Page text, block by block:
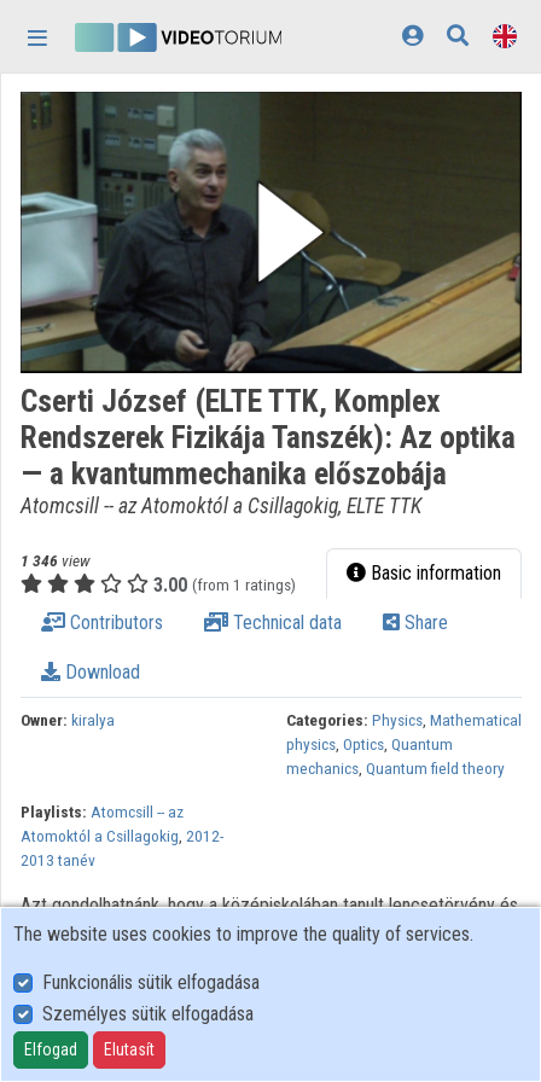
Home
Discovery
Categories
Playlists
Organizations
Contributors
Appearance:light
Cserti József (ELTE TTK, Komplex
Rendszerek Fizikája Tanszék): Az optika
— a kvantummechanika előszobája
Atomcsill -- az Atomoktól a Csillagokig, ELTE TTK
1 346 view
3.00 (from 1 ratings) Basic information
Contributors Technical data Share
Download
Owner: kiralya Categories: Physics, Mathematical
physics, Optics, Quantum
mechanics, Quantum field theory
Playlists: Atomcsill -- az
Atomoktól a Csillagokig, 2012-
2013 tanév
Azt gondolhatnánk, hogy a középiskolában tanult lencsetörvény és
néhány egyszerű fizikai kísérlet alapján, esetleg egy
tudományát — e rég lezárt területen már nincs mit kutatni, ezeket
az ismereteket csak alkalmazni kell a gyakorlatban. Holott a
helyzet épp ennek az ellenkezője! Az optika ma is gyorsan
The website uses cookies to improve the quality of services.
Funkcionális sütik elfogadása
Személyes sütik elfogadása
Elfogad Elutasít